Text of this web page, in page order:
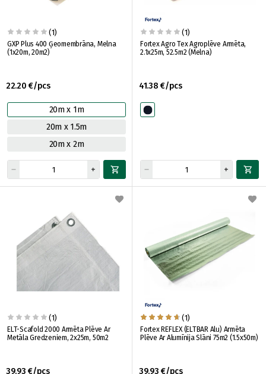
(1)
GXP Plus 400 Ģeomembrāna, Melna
(1x20m, 20m2)
22.20 €/pcs
20m x 1m
20m x 1.5m
20m x 2m
(1)
Fortex Agro Tex Agroplēve Armēta,
2.1x25m, 52.5m2 (Melna)
41.38 €/pcs
(1)
ELT-Scafold 2000 Armēta Plēve Ar
Metāla Gredzeniem, 2x25m, 50m2
39.93 €/pcs
(1)
Fortex REFLEX (ELTBAR Alu) Armēta
Plēve Ar Alumīnija Slāni 75m2 (1.5x50m)
39.93 €/pcs